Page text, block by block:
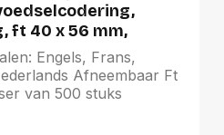
ft 40 x 56 mm,
stuks
Ft
Dispenser van 500 stuks